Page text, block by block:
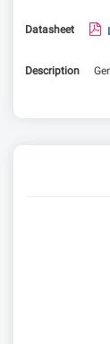
Datasheet
Description